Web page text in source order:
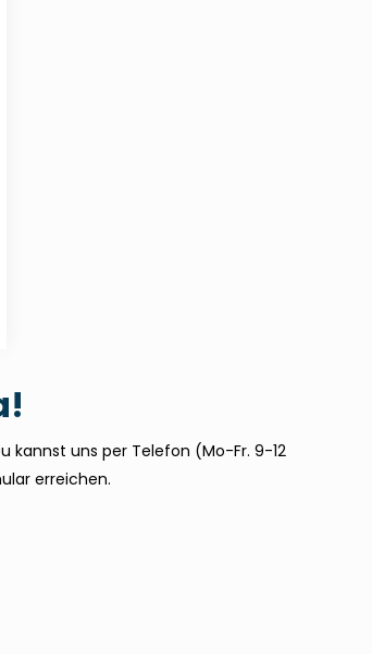
kannst uns per Telefon (Mo-Fr. 9-12
erreichen.